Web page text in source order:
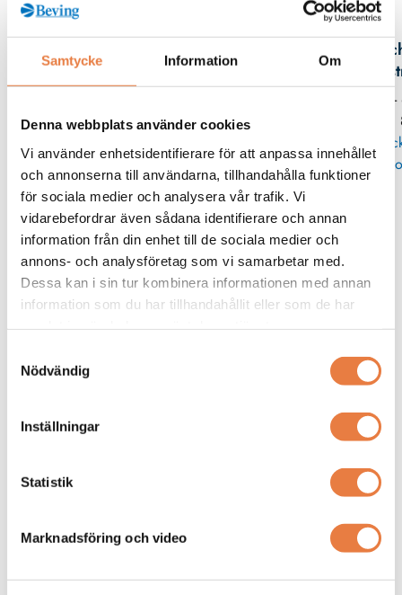
Samtycke Information Om
Denna webbplats använder cookies
Vi använder enhetsidentifierare för att anpassa innehållet
och annonserna till användarna, tillhandahålla funktioner
för sociala medier och analysera vår trafik. Vi
vidarebefordrar även sådana identifierare och annan
information från din enhet till de sociala medier och
annons- och analysföretag som vi samarbetar med.
Dessa kan i sin tur kombinera informationen med annan
information som du har tillhandahållit eller som de har
Nödvändig
Inställningar
Statistik
Marknadsföring och video
Kontaktperson
08
Tillbehör säkringar
Eaton Bussmann
Säkringshållare
Säkringshållare för Cylindriska
säkringar
Series.
Prisförfrågan
Eaton Bussmann
Säkringshållare
Säkringshållare Square body DIN
43620
En singel säkringshållare för DIN